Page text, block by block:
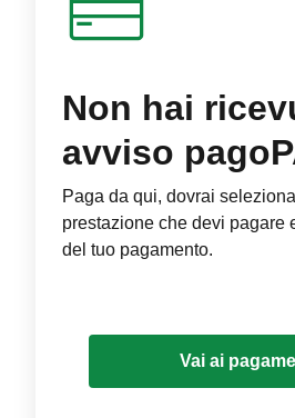
Non hai
avviso
Paga da qui, dovrai
prestazione che devi pagare
del tuo pagamento.
Vai ai